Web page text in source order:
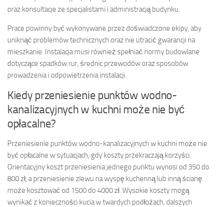
oraz konsultacje ze specjalistami i administracją budynku.
Prace powinny być wykonywane przez doświadczone ekipy, aby
uniknąć problemów technicznych oraz nie utracić gwarancji na
mieszkanie. Instalacja musi również spełniać normy budowlane
dotyczące spadków rur, średnic przewodów oraz sposobów
prowadzenia i odpowietrzenia instalacji.
Kiedy przeniesienie punktów wodno-
kanalizacyjnych w kuchni może nie być
opłacalne?
Przeniesienie punktów wodno-kanalizacyjnych w kuchni może nie
być opłacalne w sytuacjach, gdy koszty przekraczają korzyści.
Orientacyjny koszt przeniesienia jednego punktu wynosi od 350 do
800 zł, a przeniesienie zlewu na wyspę kuchenną lub inną ścianę
może kosztować od 1500 do 4000 zł. Wysokie koszty mogą
wynikać z konieczności kucia w twardych podłożach, dalszych